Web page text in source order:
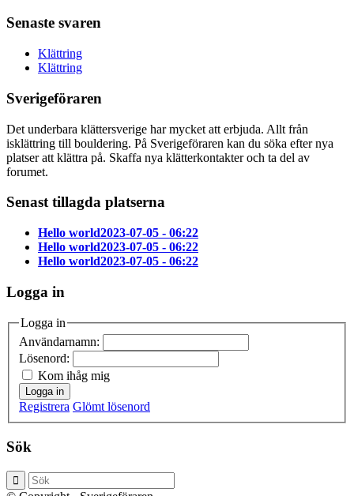
Senaste svaren
Klättring
Klättring
Sverigeföraren
Det underbara klättersverige har mycket att erbjuda. Allt från
isklättring till bouldering. På Sverigeföraren kan du söka efter nya
platser att klättra på. Skaffa nya klätterkontakter och ta del av
forumet.
Senast tillagda platserna
Hello world2023-07-05 - 06:22
Hello world2023-07-05 - 06:22
Hello world2023-07-05 - 06:22
Logga in
Logga in
Användarnamn:
Lösenord:
Kom ihåg mig
Logga in
Registrera Glömt lösenord
Sök